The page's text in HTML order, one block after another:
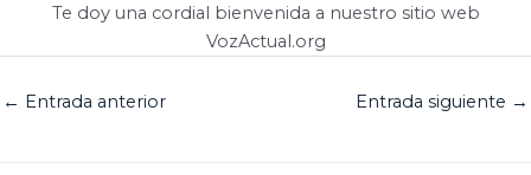
Te doy una cordial bienvenida a nuestro sitio web
VozActual.org
← Entrada anterior Entrada siguiente →